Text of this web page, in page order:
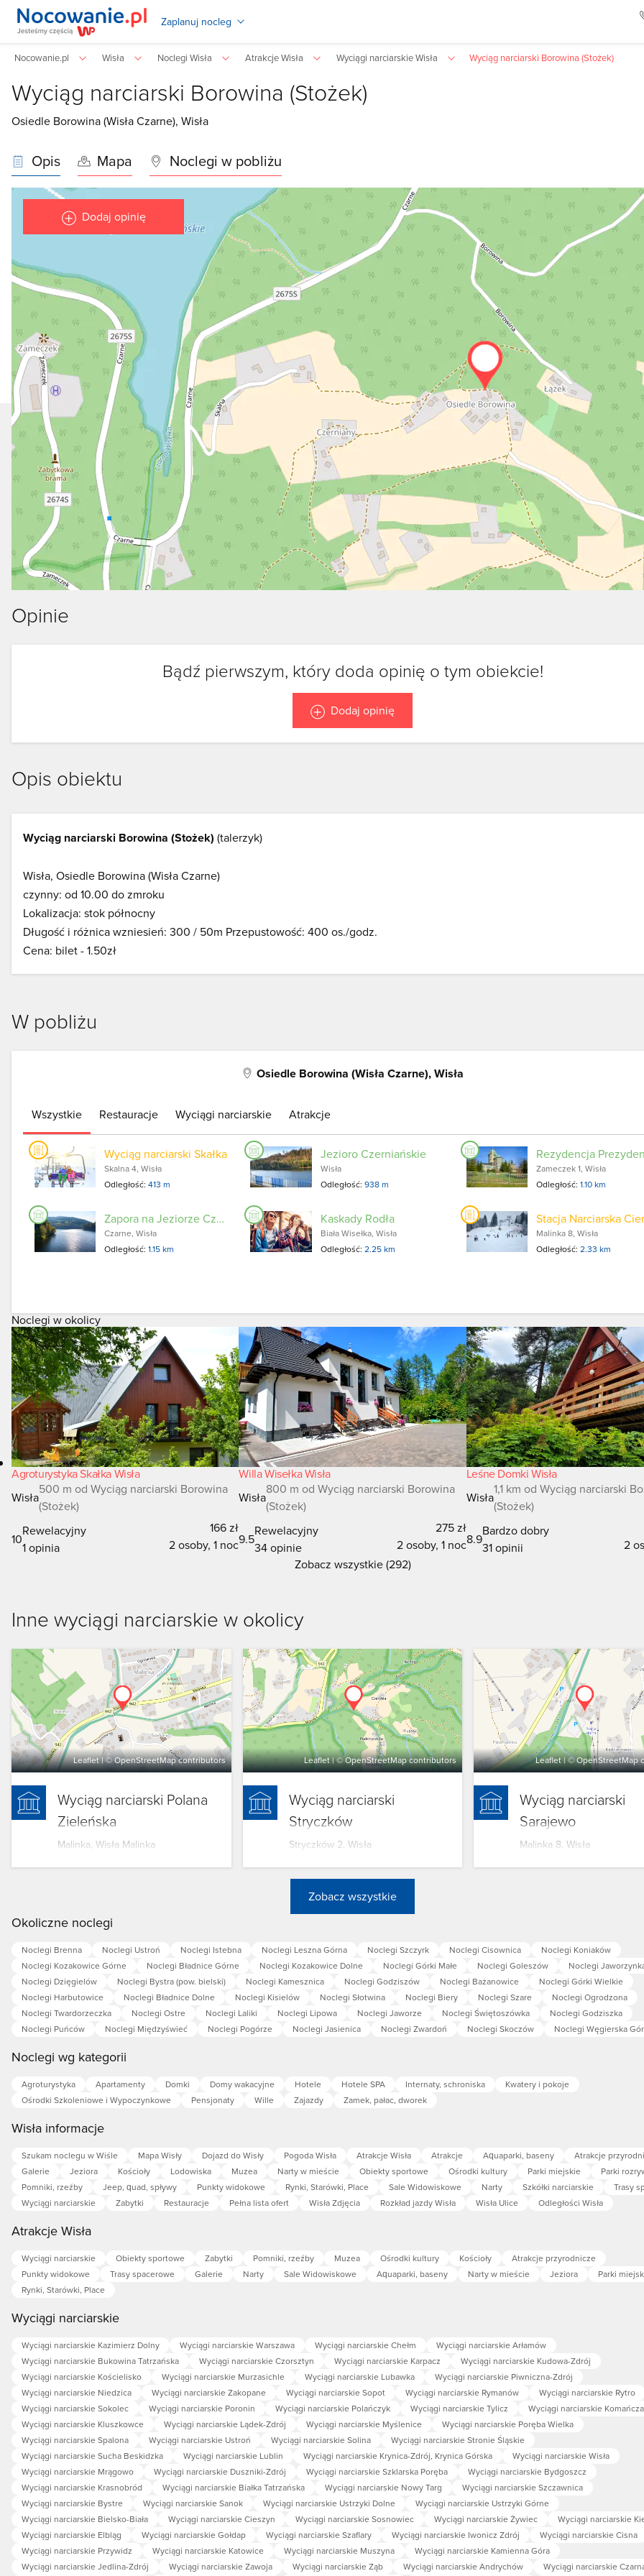
Zaplanuj nocleg
Nocowanie.pl Wisła Noclegi Wisła Atrakcje Wisła Wyciągi narciarskie Wisła Wyciąg narciarski Borowina (Stożek)
Wyciąg narciarski Borowina (Stożek)
Osiedle Borowina (Wisła Czarne), Wisła
Opis Mapa Noclegi w pobliżu
Dodaj opinię
Opinie
Bądź pierwszym, który doda opinię o tym obiekcie!
Dodaj opinię
Opis obiektu
Wyciąg narciarski Borowina (Stożek) (talerzyk)
Wisła, Osiedle Borowina (Wisła Czarne)
czynny: od 10.00 do zmroku
Lokalizacja: stok północny
Długość i różnica wzniesień: 300 / 50m Przepustowość: 400 os./godz.
Cena: bilet - 1.50zł
W pobliżu
Osiedle Borowina (Wisła Czarne), Wisła
Wszystkie Restauracje Wyciągi narciarskie Atrakcje
Wyciąg narciarski Skałka
Skalna 4, Wisła
Odległość:413 m
Jezioro Czerniańskie
Wisła
Odległość: 938 m
Zameczek 1, Wisła
Odległość:1.10 km
Zapora na Jeziorze Czerniańskim
Czarne, Wisła
Odległość:1.15 km
Kaskady Rodła
Biała Wisełka, Wisła
Odległość: 2.25 km
Malinka 8, Wisła
Odległość:2.33 km
Noclegi w okolicy
Agroturystyka Skałka Wisła
Wisła
500 m od Wyciąg narciarski Borowina
(Stożek)
10
Rewelacyjny
1 opinia
166 zł
2 osoby, 1 noc
Willa Wisełka Wisła
Wisła
800 m od Wyciąg narciarski Borowina
(Stożek)
9.5
Rewelacyjny
34 opinie
275 zł
2 osoby, 1 noc
Leśne Domki Wisła
Wisła
1,1 km od Wyciąg narciarski
(Stożek)
8.9
Bardzo dobry
31 opinii
2
Zobacz wszystkie (292)
Inne wyciągi narciarskie w okolicy
Leaflet| ©OpenStreetMapcontributors
Wyciąg narciarski Polana
Zieleńska
Malinka, Wisła Malinka
Leaflet| ©OpenStreetMapcontributors
Wyciąg narciarski
Stryczków
Stryczków 2, Wisła
Leaflet| ©OpenStreetMap
Wyciąg narciarski
Sarajewo
Malinka 8, Wisła
Zobacz wszystkie
Okoliczne noclegi
Noclegi Brenna Noclegi Ustroń Noclegi Istebna Noclegi Leszna Górna Noclegi Szczyrk Noclegi Cisownica
Noclegi Koniaków
Noclegi Kozakowice Górne
Noclegi Bładnice Górne Noclegi Kozakowice Dolne Noclegi Górki Małe Noclegi Goleszów
Noclegi
Noclegi Dzięgielów
Noclegi Bystra (pow. bielski) Noclegi Kamesznica Noclegi Godziszów Noclegi Bażanowice
Noclegi Górki Wielkie
Noclegi Harbutowice
Noclegi Bładnice Dolne Noclegi Kisielów Noclegi Słotwina Noclegi Biery Noclegi Szare
Noclegi Ogrodzona
Noclegi Twardorzeczka
Noclegi Ostre Noclegi Laliki Noclegi Lipowa Noclegi Jaworze Noclegi Świętoszówka
Noclegi Godziszka
Noclegi Puńców
Noclegi Międzyświeć Noclegi Pogórze Noclegi Jasienica Noclegi Zwardoń Noclegi Skoczów Noclegi Węgierska
Noclegi wg kategorii
Agroturystyka Apartamenty Domki Domy wakacyjne Hotele Hotele SPA Internaty, schroniska
Kwatery i pokoje
Ośrodki Szkoleniowe i Wypoczynkowe
Pensjonaty Wille Zajazdy Zamek, pałac, dworek
Wisła informacje
Szukam noclegu w Wiśle Mapa Wisły Dojazd do Wisły Pogoda Wisła Atrakcje Wisła Atrakcje Aquaparki, baseny
Atrakcje
Galerie
Jeziora Kościoły Lodowiska Muzea Narty w mieście Obiekty sportowe Ośrodki kultury Parki miejskie
Parki
Pomniki, rzeźby
Jeep, quad, spływy Punkty widokowe Rynki, Starówki, Place Sale Widowiskowe Narty Szkółki narciarskie
Trasy
Wyciągi narciarskie
Zabytki Restauracje Pełna lista ofert Wisła Zdjęcia Rozkład jazdy Wisła Wisła Ulice Odległości Wisła
Atrakcje Wisła
Wyciągi narciarskie Obiekty sportowe Zabytki Pomniki, rzeźby Muzea Ośrodki kultury Kościoły
Atrakcje przyrodnicze
Punkty widokowe
Trasy spacerowe Galerie Narty Sale Widowiskowe Aquaparki, baseny Narty w mieście Jeziora
Parki
Rynki, Starówki, Place
Wyciągi narciarskie
Wyciągi narciarskie Kazimierz Dolny Wyciągi narciarskie Warszawa Wyciągi narciarskie Chełm
Wyciągi narciarskie Arłamów
Wyciągi narciarskie Bukowina Tatrzańska
Wyciągi narciarskie Czorsztyn Wyciągi narciarskie Karpacz
Wyciągi narciarskie Kudowa-Zdrój
Wyciągi narciarskie Kościelisko
Wyciągi narciarskie Murzasichle Wyciągi narciarskie Lubawka
Wyciągi narciarskie Piwniczna-Zdrój
Wyciągi narciarskie Niedzica
Wyciągi narciarskie Zakopane Wyciągi narciarskie Sopot Wyciągi narciarskie Rymanów
Wyciągi narciarskie Rytro
Wyciągi narciarskie Sokolec
Wyciągi narciarskie Poronin Wyciągi narciarskie Polańczyk Wyciągi narciarskie Tylicz
Wyciągi narciarskie Komańcza
Wyciągi narciarskie Kluszkowce
Wyciągi narciarskie Lądek-Zdrój Wyciągi narciarskie Myślenice
Wyciągi narciarskie Poręba Wielka
Wyciągi narciarskie Spalona
Wyciągi narciarskie Ustroń Wyciągi narciarskie Solina
Wyciągi narciarskie Stronie Śląskie
Wyciągi narciarskie Sucha Beskidzka
Wyciągi narciarskie Lublin Wyciągi narciarskie Krynica-Zdrój, Krynica Górska
Wyciągi narciarskie Wisła
Wyciągi narciarskie Mrągowo
Wyciągi narciarskie Duszniki-Zdrój Wyciągi narciarskie Szklarska Poręba
Wyciągi narciarskie Bydgoszcz
Wyciągi narciarskie Krasnobród
Wyciągi narciarskie Białka Tatrzańska Wyciągi narciarskie Nowy Targ
Wyciągi narciarskie Szczawnica
Wyciągi narciarskie Bystre
Wyciągi narciarskie Sanok Wyciągi narciarskie Ustrzyki Dolne
Wyciągi narciarskie Ustrzyki Górne
Wyciągi narciarskie Bielsko-Biała
Wyciągi narciarskie Cieszyn Wyciągi narciarskie Sosnowiec Wyciągi narciarskie Żywiec
Wyciągi narciarskie
Wyciągi narciarskie Elbląg
Wyciągi narciarskie Gołdap Wyciągi narciarskie Szaflary Wyciągi narciarskie Iwonicz Zdrój
Wyciągi narciarskie Cisna
Wyciągi narciarskie Przywidz
Wyciągi narciarskie Katowice Wyciągi narciarskie Muszyna
Wyciągi narciarskie Kamienna Góra
Wyciągi narciarskie Jedlina-Zdrój
Wyciągi narciarskie Zawoja Wyciągi narciarskie Ząb Wyciągi narciarskie Andrychów
Wyciągi narciarskie